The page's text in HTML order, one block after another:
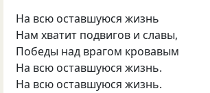
Hа всю оставшуюся жизнь
Hам хватит подвигов и славы,
Победы над вpагом кpовавым
Hа всю оставшуюся жизнь.
Hа всю оставшуюся жизнь.